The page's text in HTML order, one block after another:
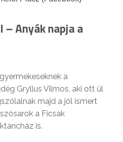
– Anyák napja a
a
Gryllus Vilmos, aki ott ül
majd a jól ismert
a Ficsak
is.